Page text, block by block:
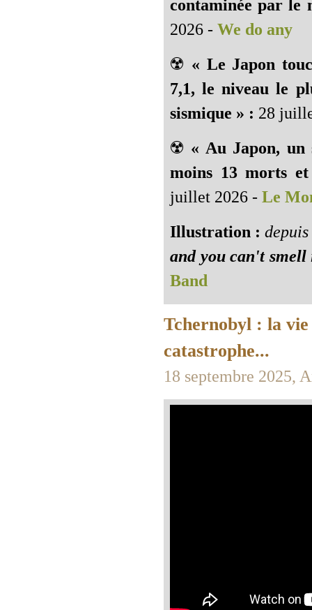
contaminée par le
2026 - We do any
☢️ « Le Japon
7,1, le niveau le
sismique » : 28
☢️ « Au Japon, un
moins 13 morts
juillet 2026 - Le
Illustration :
and you can't
Band
Tchernobyl : la
catastrophe...
18 septembre 2025,